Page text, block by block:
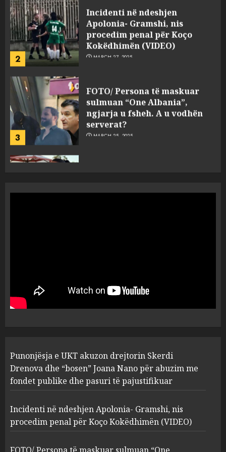
3
FOTO/ Persona të maskuar
sulmuan “One Albania”,
ngjarja u fsheh. A u vodhën
4
Prokuroria jep pretencën, ja
çfarë dënimi kërkon për
Mariela dhe Antonela
1
“bosen” Joana Nano për
abuzim me fondet publike dhe
pasuri të pajustifikuar
2
Apolonia- Gramshi, nis
procedim penal për Koço
Kokëdhimën (VIDEO)
MARCH 27, 2025
FOTO/ Persona të maskuar
sulmuan “One Albania”,
ngjarja u fsheh. A u vodhën
Punonjësja e UKT akuzon drejtorin Skerdi
Drenova dhe “bosen” Joana Nano për abuzim me
fondet publike dhe pasuri të pajustifikuar
Incidenti në ndeshjen Apolonia- Gramshi, nis
procedim penal për Koço Kokëdhimën (VIDEO)
FOTO/ Persona të maskuar sulmuan “One